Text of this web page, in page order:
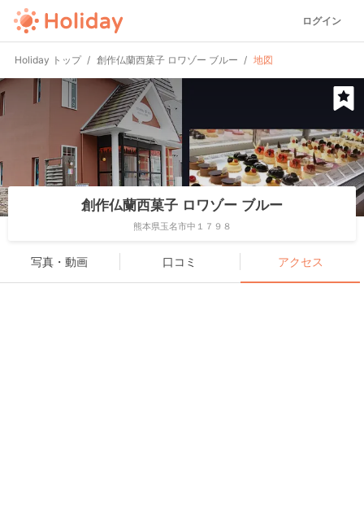
ログイン
Holiday トップ 創作仏蘭西菓子 ロワゾー ブルー 地図
創作仏蘭西菓子 ロワゾー ブルー
熊本県玉名市中１７９８
写真・動画 口コミ アクセス